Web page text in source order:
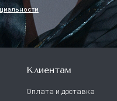
Клиентам
Оплата и доставка